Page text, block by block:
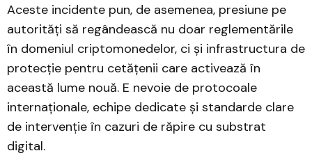
Aceste incidente pun, de asemenea, presiune pe
autorități să regândească nu doar reglementările
în domeniul criptomonedelor, ci și infrastructura de
protecție pentru cetățenii care activează în
această lume nouă. E nevoie de protocoale
internaționale, echipe dedicate și standarde clare
de intervenție în cazuri de răpire cu substrat
digital.